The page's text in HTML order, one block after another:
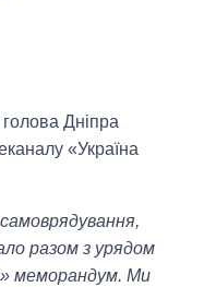
Дніпра
«Україна
разом з урядом
меморандум. Ми